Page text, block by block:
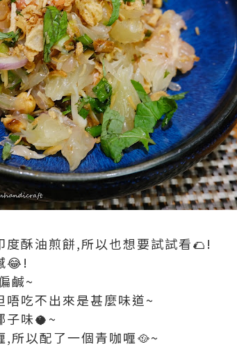
度酥油煎餅,所以也想要試試看🌮!
😂!
鹹~
唔吃不出來是甚麼味道~
子味🥥~
,所以配了一個青咖喱🥘~